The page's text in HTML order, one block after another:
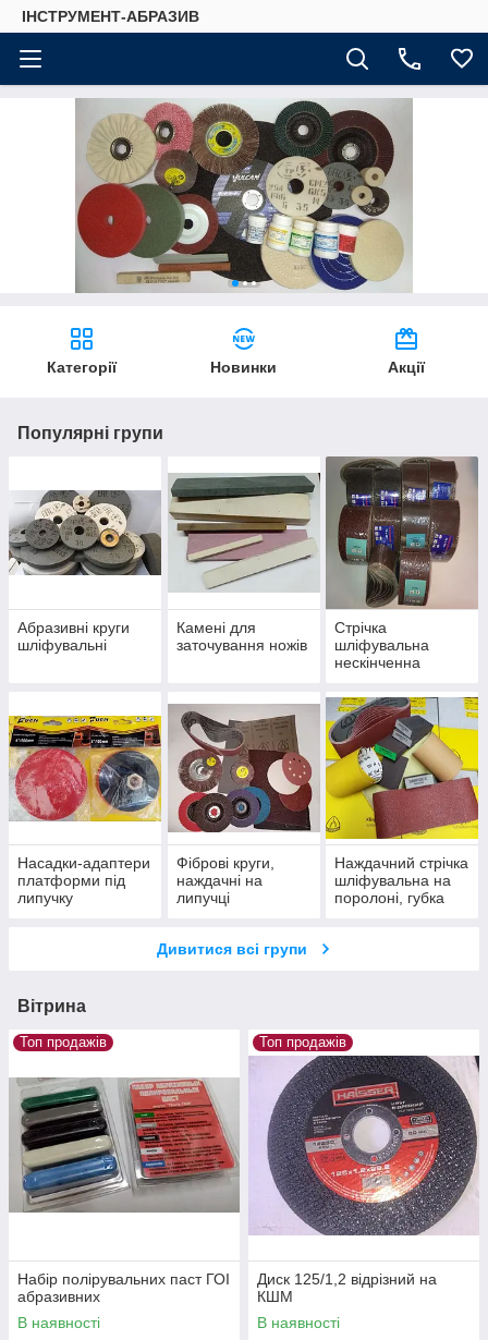
ІНСТРУМЕНТ-АБРАЗИВ
Категорії Новинки Акції
Популярні групи
Абразивні круги
шліфувальні
Камені для
заточування ножів
Стрічка
шліфувальна
нескінченна
Насадки-адаптери
платформи під
липучку
Фіброві круги,
наждачні на
липучці
Наждачний стрічка
шліфувальна на
поролоні, губка
Дивитися всі групи
Вітрина
Топ продажів
Набір полірувальних паст ГОІ
абразивних
В наявності
Топ продажів
Диск 125/1,2 відрізний на
КШМ
В наявності